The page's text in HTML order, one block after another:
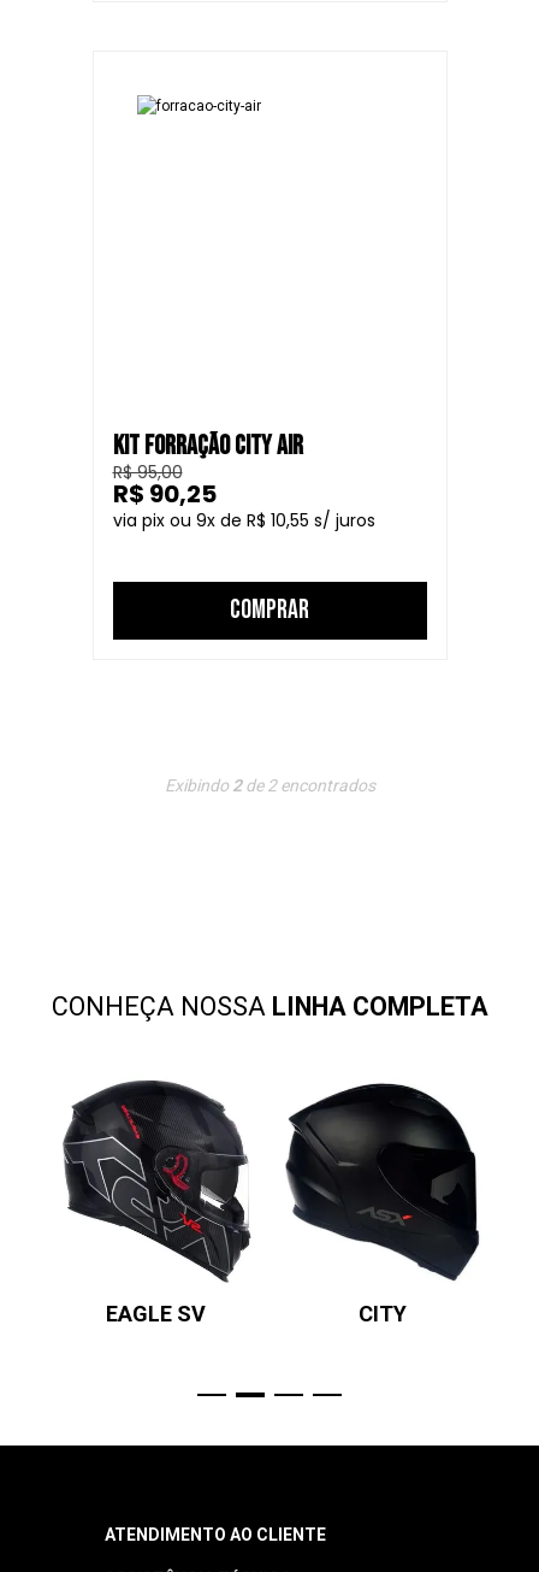
KIT FORRAÇÃO CITY AIR
R$ 95,00
9
R$ 10,55
R$ 90,25
COMPRAR
Exibindo 2de 2encontrados
CONHEÇA NOSSA LINHA COMPLETA
EAGLE SV CITY
ATENDIMENTO AO CLIENTE